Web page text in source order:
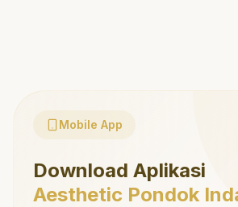
Mobile App
Download Aplikasi
Aesthetic Pondok